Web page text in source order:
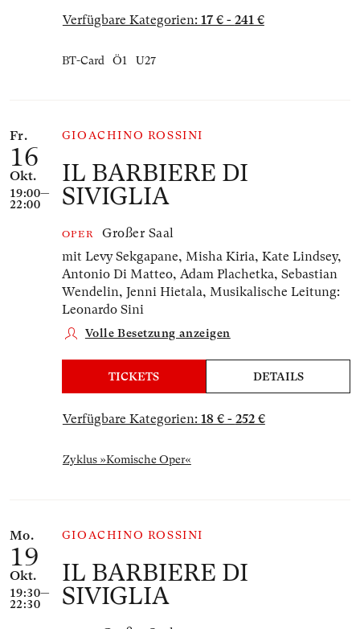
Verfügbare Kategorien: 17 € - 241 €
BT-Card Ö1 U27
Fr.
16
Okt.
19:00—
22:00
GIOACHINO ROSSINI
IL BARBIERE DI
SIVIGLIA
OPER
Großer Saal
mit Levy Sekgapane, Misha Kiria, Kate Lindsey,
Antonio Di Matteo, Adam Plachetka, Sebastian
Wendelin, Jenni Hietala, Musikalische Leitung:
Leonardo Sini
Volle Besetzung anzeigen
TICKETS DETAILS
Verfügbare Kategorien: 18 € - 252 €
Zyklus »Komische Oper«
Mo.
19
Okt.
19:30—
22:30
GIOACHINO ROSSINI
IL BARBIERE DI
SIVIGLIA